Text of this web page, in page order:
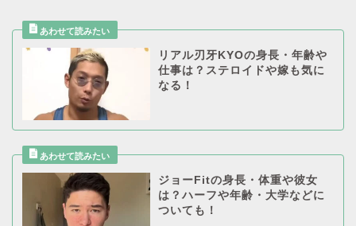
リアル刃牙KYOの身長・年齢や
仕事は？ステロイドや嫁も気に
なる！
ジョーFitの身長・体重や彼女
は？ハーフや年齢・大学などに
ついても！